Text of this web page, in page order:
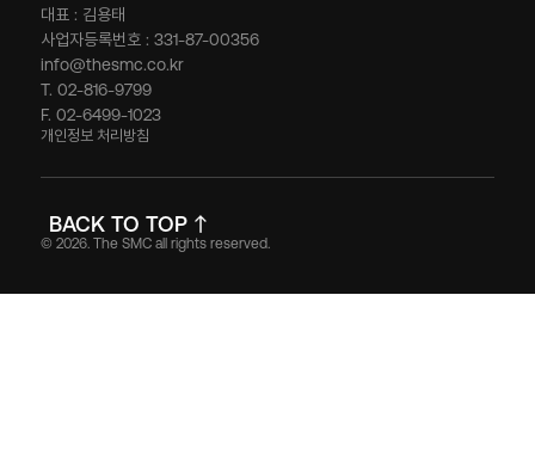
대표 : 김용태
사업자등록번호 : 331-87-00356
info@thesmc.co.kr
T. 02-816-9799
F. 02-6499-1023
개인정보 처리방침
© 2026. The SMC all rights reserved.
BACK TO TOP